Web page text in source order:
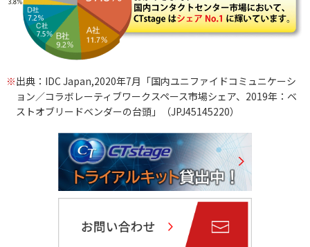
※出典：IDC Japan,2020年7月「国内ユニファイドコミュニケーシ
ョン／コラボレーティブワークスペース市場シェア、2019年：ベ
ストオブリードベンダーの台頭」（JPJ45145220）